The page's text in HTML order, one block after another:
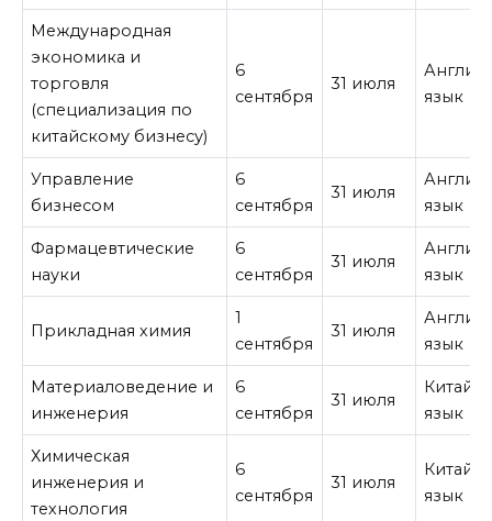
Международная
экономика и
торговля
(специализация по
китайскому бизнесу)
6
сентября
31 июля
язык
Управление
бизнесом
6
сентября
31 июля
язык
Фармацевтические
науки
6
сентября
31 июля
язык
Прикладная химия
1
сентября
31 июля
язык
Материаловедение и
инженерия
6
сентября
31 июля
язык
Химическая
инженерия и
технология
6
сентября
31 июля
язык